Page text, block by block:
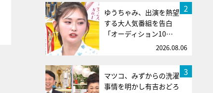
2
ゆうちゃみ、出演を熱望
する大人気番組を告白
「オーディション10…
2026.08.06
3
マツコ、みずからの洗濯
事情を明かし有吉おどろ